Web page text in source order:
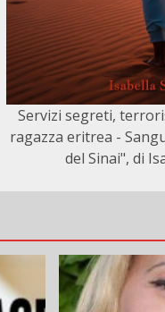
Servizi segreti,
ragazza eritrea -
del Sinai", di